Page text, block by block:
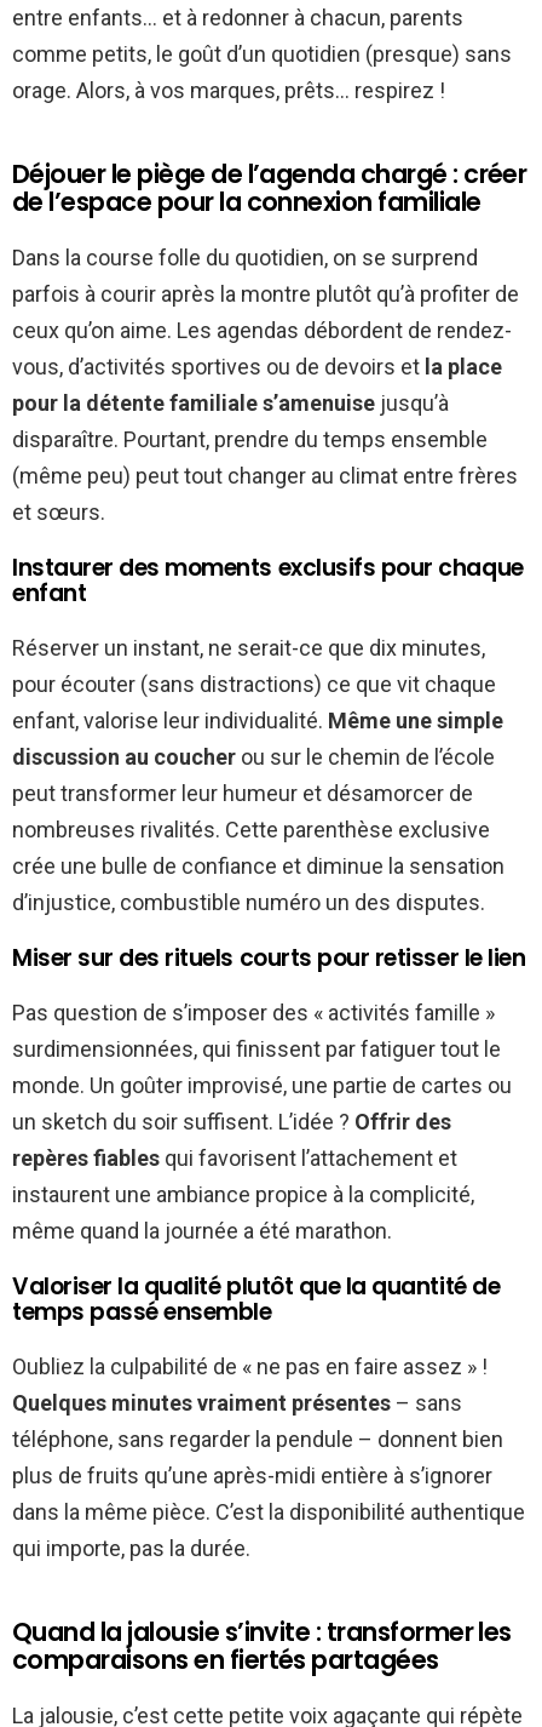
entre enfants… et à redonner à chacun, parents
comme petits, le goût d’un quotidien (presque) sans
orage. Alors, à vos marques, prêts… respirez !
Déjouer le piège de l’agenda chargé : créer
de l’espace pour la connexion familiale
Dans la course folle du quotidien, on se surprend
parfois à courir après la montre plutôt qu’à profiter de
ceux qu’on aime. Les agendas débordent de rendez-
vous, d’activités sportives ou de devoirs et la place
pour la détente familiale s’amenuise jusqu’à
disparaître. Pourtant, prendre du temps ensemble
(même peu) peut tout changer au climat entre frères
et sœurs.
Instaurer des moments exclusifs pour chaque
enfant
Réserver un instant, ne serait-ce que dix minutes,
pour écouter (sans distractions) ce que vit chaque
enfant, valorise leur individualité. Même une simple
discussion au coucher ou sur le chemin de l’école
peut transformer leur humeur et désamorcer de
nombreuses rivalités. Cette parenthèse exclusive
crée une bulle de confiance et diminue la sensation
d’injustice, combustible numéro un des disputes.
Miser sur des rituels courts pour retisser le lien
Pas question de s’imposer des « activités famille »
surdimensionnées, qui finissent par fatiguer tout le
monde. Un goûter improvisé, une partie de cartes ou
un sketch du soir suffisent. L’idée ? Offrir des
repères fiables qui favorisent l’attachement et
instaurent une ambiance propice à la complicité,
même quand la journée a été marathon.
Valoriser la qualité plutôt que la quantité de
temps passé ensemble
Oubliez la culpabilité de « ne pas en faire assez » !
Quelques minutes vraiment présentes – sans
téléphone, sans regarder la pendule – donnent bien
plus de fruits qu’une après-midi entière à s’ignorer
dans la même pièce. C’est la disponibilité authentique
qui importe, pas la durée.
Quand la jalousie s’invite : transformer les
comparaisons en fiertés partagées
La jalousie, c’est cette petite voix agaçante qui répète